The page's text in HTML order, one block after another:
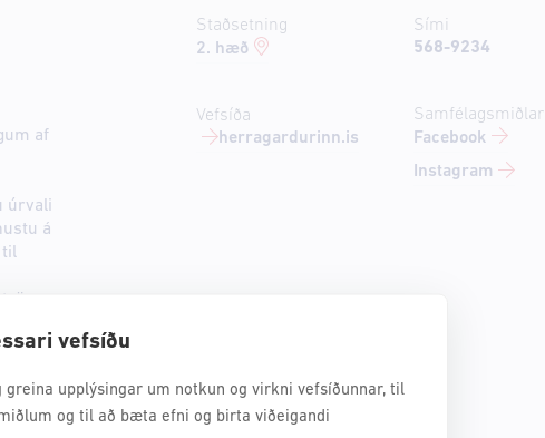
vefsíðu
upplýsingar um notkun og virkni vefsíðunnar, til
og til að bæta efni og birta viðeigandi
af
úrvali
á
til
Staðsetning
2. hæð
Vefsíða
herragardurinn.is
Sími
568-9234
Samfélagsmiðlar
Facebook
Instagram